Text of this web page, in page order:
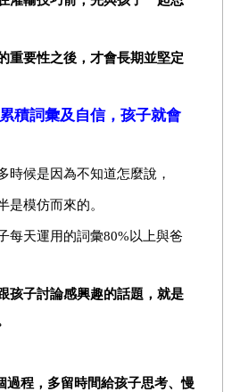
重要性之後，才會長期並堅定
積詞彙及自信，孩子就會
時候是因為不知道怎麼說，
是模仿而來的。
每天運用的詞彙80%以上與爸
孩子討論感興趣的話題，就是
過程，多留時間給孩子思考、慢